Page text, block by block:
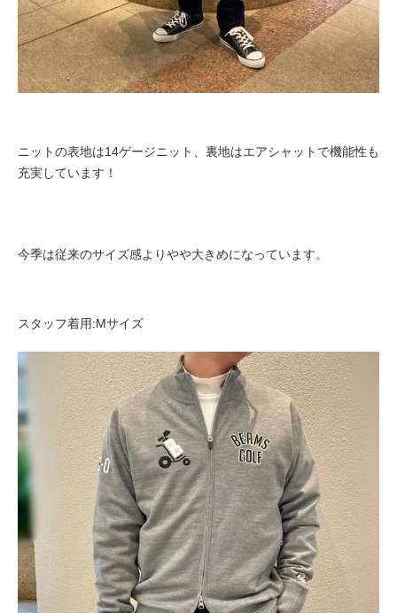
ニットの表地は14ゲージニット、裏地はエアシャットで機能性も
充実しています！
今季は従来のサイズ感よりやや大きめになっています。
スタッフ着用:Mサイズ